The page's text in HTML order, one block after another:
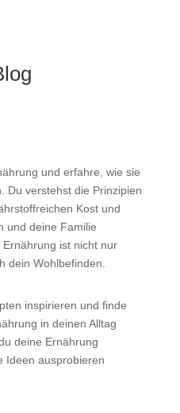
und erfahre, wie sie
Du verstehst die Prinzipien
Kost und
und deine Familie
ist nicht nur
dein Wohlbefinden.
inspirieren und finde
in deinen Alltag
deine Ernährung
Ideen ausprobieren